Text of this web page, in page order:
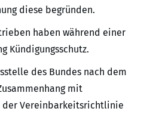
diese begründen.
haben während einer
Kündigungsschutz.
des Bundes nach dem
mit
der Vereinbarkeitsrichtlinie